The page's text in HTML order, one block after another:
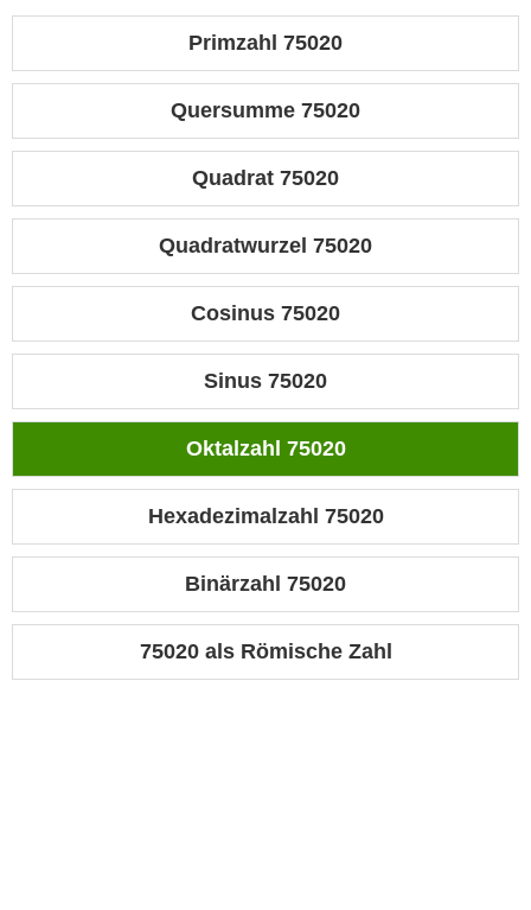
Primzahl 75020
Quersumme 75020
Quadrat 75020
Quadratwurzel 75020
Cosinus 75020
Sinus 75020
Oktalzahl 75020
Hexadezimalzahl 75020
Binärzahl 75020
75020 als Römische Zahl